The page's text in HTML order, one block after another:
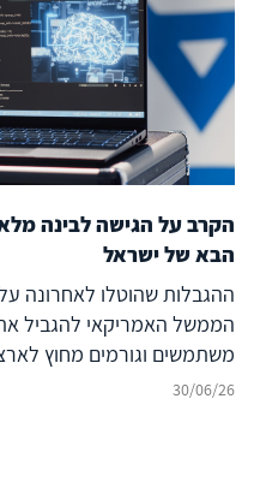
ומודלים מתקדמים. התחרות
מערכת הבינה המלאכותית,
משמעותיים של ה-AI Stack כולו.
הקרב על הגישה לבינה
הבא של ישראל
הממשל האמריקאי להגביל
משתמשים וגורמים מחוץ
30/06/26